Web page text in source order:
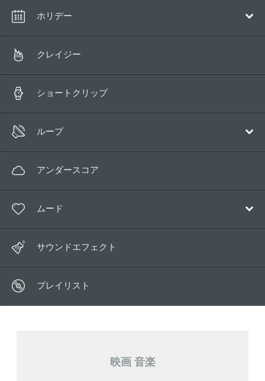
ホリデー
クレイジー
ショートクリップ
ループ
電子音楽
アンビエント
ワールド
アンダースコア
ムード
マジカル
リラックス
サウンドエフェクト
プレイリスト
映画 音楽